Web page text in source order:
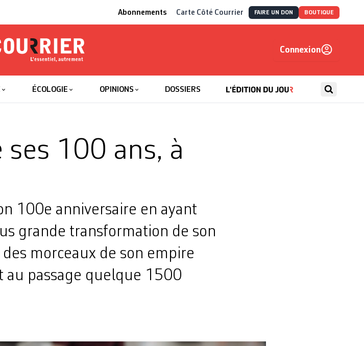
Abonnements Carte Côté Courrier FAIRE UN DON BOUTIQUE
Connexion
ÉCOLOGIE OPINIONS DOSSIERS
100 ans, à
100e anniversaire en ayant
grande transformation de son
morceaux de son empire
au passage quelque 1500